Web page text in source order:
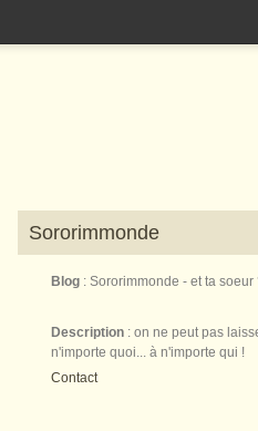
Sororimmonde
Blog : Sororimmonde - et ta soeur
Description : on ne peut pas
n'importe quoi... à n'importe qui !
Contact